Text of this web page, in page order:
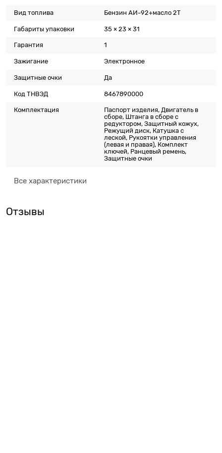
Вид топлива Бензин АИ-92+масло 2T
Габариты упаковки 35 × 23 × 31
Гарантия 1
Зажигание Электронное
Защитные очки Да
Код ТНВЭД 8467890000
Комплектация
Паспорт изделия, Двигатель в
сборе, Штанга в сборе с
редуктором, Защитный кожух,
Режущий диск, Катушка с
леской, Рукоятки управления
(левая и правая), Комплект
ключей, Ранцевый ремень,
Защитные очки
Все характеристики
Отзывы